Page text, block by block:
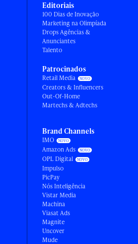
Editoriais
100 Dias de Inovação
Marketing na Olimpíada
Drops Agências &
Anunciantes
Talento
Patrocinados
Retail Media
Creators & Influencers
Out-Of-Home
Martechs & Adtechs
Brand Channels
IMO
Amazon Ads
OPL Digital
Impulso
PicPay
Nós Inteligência
Vistar Media
Machina
Viasat Ads
Magnite
Uncover
Mude